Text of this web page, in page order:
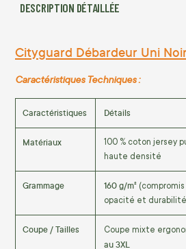
DESCRIPTION DÉTAILLÉE
Cityguard Débardeur Uni
Caractéristiques Techniques :
Caractéristiques Détails
Matériaux
100 % coton jersey
haute densité
Grammage 160 g/m²
opacité et
Coupe / Tailles Coupe mixte
au 3XL